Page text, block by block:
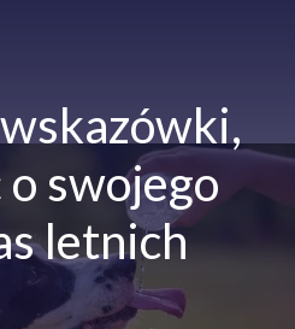
o swojego
letnich